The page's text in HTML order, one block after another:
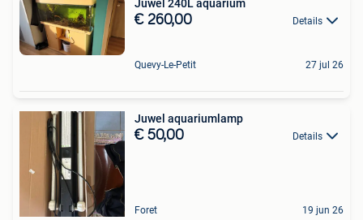
Juwel 240L aquarium
€ 260,00 Details
Quevy-Le-Petit 27 jul 26
Juwel aquariumlamp
€ 50,00 Details
Foret 19 jun 26